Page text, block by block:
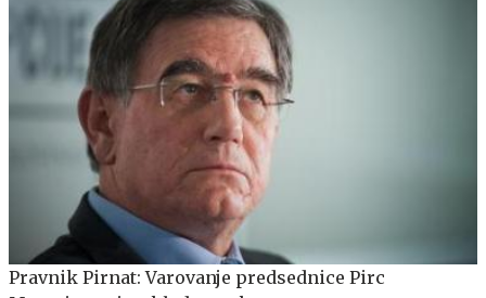
Pravnik Pirnat: Varovanje predsednice Pirc